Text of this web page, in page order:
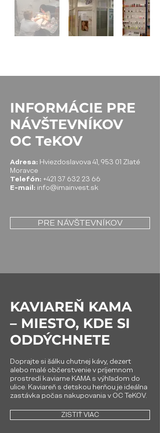
INFORMÁCIE PRE
NÁVŠTEVNÍKOV
OC TeKOV
Adresa: Hviezdoslavova 41, 953 01 Zlaté
Moravce
Telefón: +421 37 632 23 66
E-mail: info@imainvest.sk
PRE NÁVŠTEVNÍKOV
KAVIAREŇ KAMA
– MIESTO, KDE SI
ODDÝCHNETE
Doprajte si šálku chutnej kávy, dezert
alebo malé občerstvenie v príjemnom
prostredí kaviarne KAMA s výhľadom do
ulice. Kaviareň s detskou herňou je ideálna
zastávka počas nakupovania v OC TeKOV.
ZISTIŤ VIAC